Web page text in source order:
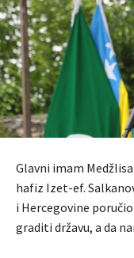
Glavni imam
hafiz Izet-ef.
i Hercegovine
graditi državu, a da